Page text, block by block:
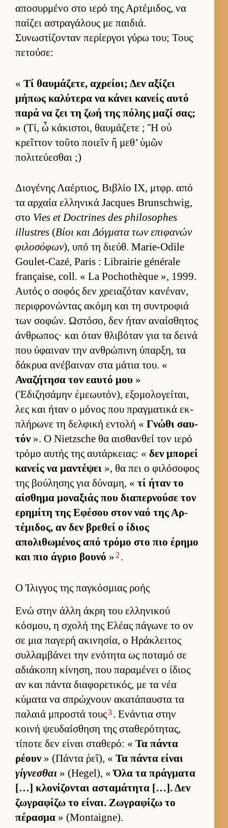
αποσυρ­μένο στο ιερό της Αρ­τέμιδος, να
παί­ζει αστραγάλους με παι­διά.
Συνωστίζονταν περίερ­γοι γύρω του; Τους
πετού­σε:
« Τί θαυ­μάζετε, αχρεί­οι; Δεν αξίζει
μήπως καλύτερα να κάνει κανείς αυτό
παρά να ζει τη ζωή της πόλης μαζί σας;
» (Τί, ὦ κάκιστοι, θαυ­μάζετε ; Ἢ οὐ
κρεῖτ­τον τοῦτο ποιεῖν ἢ μεθ’ ὑμῶν
πολιτεύ­εσθαι ;)
Διο­γένης Λαέρ­τιος, Βιβλίο IX, μτ­φρ. από
τα αρ­χαία ελ­ληνικά Jacques Brunschwig,
στο Vies et Doctrines des philosophes
illustres (Βίοι και Δόγ­ματα των επιφανών
φιλοσόφων), υπό τη διεύθ. Marie-Odile
Goulet-Cazé, Paris : Librairie générale
française, coll. « La Pochothèque », 1999.
Αυ­τός ο σοφός δεν χρεια­ζόταν κανέναν,
περιφρονώντας ακόμη και τη συντροφιά
των σοφών. Ωστόσο, δεν ήταν αναί­σθητος
άν­θρωπος· και όταν θλιβόταν για τα δεινά
που ύφαι­ναν την αν­θρώπινη ύπαρ­ξη, τα
δάκρυα ανέβαι­ναν στα μάτια του. «
Αναζήτησα τον εαυτό μου »
(Ἐδιζησάμην ἐμεωυτόν), εξομολογεί­ται,
λες και ήταν ο μόνος που πραγ­ματικά εκ­
πλήρωνε τη δελ­φική εντολή « Γνώθι σαυ­
τόν ». Ο Nietzsche θα αι­σθαν­θεί τον ιερό
τρόμο αυ­τής της αυ­τάρ­κειας: « δεν μπορεί
κανείς να μαντέψει », θα πει ο φιλόσοφος
της βού­λησης για δύναμη, « τί ήταν το
αί­σθημα μοναξιάς που δια­περ­νούσε τον
ερημίτη της Εφέσου στον ναό της Αρ­
τέμιδος, αν δεν βρεθεί ο ίδιος
απολιθωμένος από τρόμο στο πιο έρημο
και πιο άγριο βουνό » 2 .
Ο Ίλιγγος της παγκόσμιας ροής
Ενώ στην άλλη άκρη του ελ­ληνικού
κόσμου, η σχολή της Ελέας πάγωνε το ον
σε μια παγερή ακινησία, ο Ηράκλει­τος
συλ­λαμ­βάνει την ενότητα ως ποταμό σε
αδιάκοπη κίνηση, που παραμένει ο ίδιος
αν και πάντα δια­φορετικός, με τα νέα
κύματα να σπρώχνουν ακατάπαυ­στα τα
παλαιά μπροστά τους3. Ενάντια στην
κοινή ψευ­δαί­σθηση της σταθερότητας,
τίποτε δεν εί­ναι σταθερό: « Τα πάντα
ρέουν » (Πάντα ῥεῖ), « Τα πάντα εί­ναι
γίγνεσθαι » (Hegel), «Όλα τα πράγ­ματα
[…] κλονίζονται ασταμάτητα […]. Δεν
ζωγραφίζω το εί­ναι. Ζωγραφίζω το
πέρασμα » (Montaigne).